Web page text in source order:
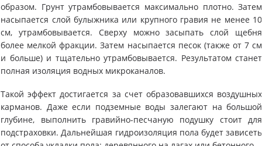
образом. Грунт утрамбовывается максимально плотно. Затем
насыпается слой булыжника или крупного гравия не менее 10
см, утрамбовывается. Сверху можно засыпать слой щебня
более мелкой фракции. Затем насыпается песок (также от 7 см
и больше) и тщательно утрамбовывается. Результатом станет
полная изоляция водных микроканалов.
Такой эффект достигается за счет образовавшихся воздушных
карманов. Даже если подземные воды залегают на большой
глубине, выполнить гравийно-песчаную подушку стоит для
подстраховки. Дальнейшая гидроизоляция пола будет зависеть